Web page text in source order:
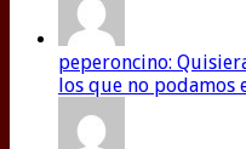
peperoncino:
los que no podamos